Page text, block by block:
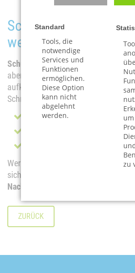
Schulden erben ist
wenn man rechtzeitig
Schulden erbenkann
aber niemand muss für fremde
aufkommen, wenn rechtzeitig
Schritte sind:
Nachlass auf Schulden prüfen
Ausschlagung rechtzeitig
Im Zweifel Nachlassinsolvenz
Wer die Formalitäten kennt und auf
sich
Nachlasses schützen
ZURÜCK
Standard
Tools, die
notwendige
Services und
Funktionen
ermöglichen.
Diese Option
kann nicht
abgelehnt
werden.
zu